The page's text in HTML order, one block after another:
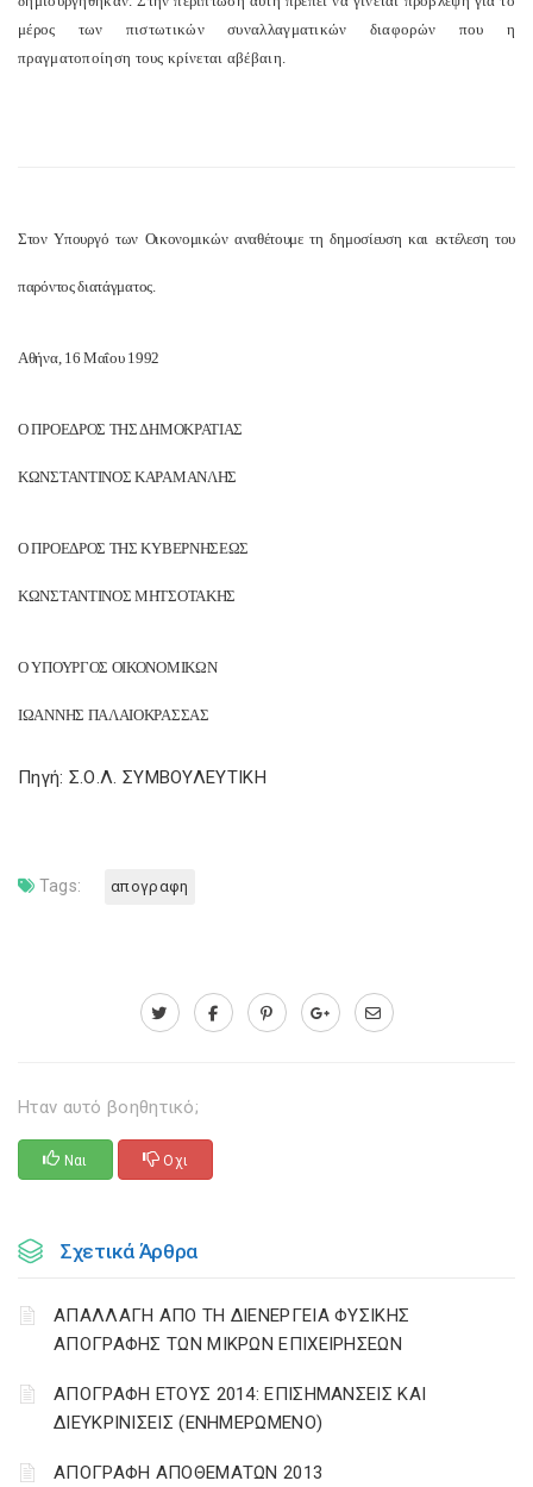
μέρος των πιστωτικών συναλλαγματικών διαφορών που η
πραγματοποίηση τους κρίνεται αβέβαιη.
Στον Υπουργό των Οικονομικών αναθέτουμε τη δημοσίευση και εκτέλεση του
παρόντος διατάγματος.
Αθήνα, 16 Μαΐου 1992
Ο ΠΡΟΕΔΡΟΣ ΤΗΣ ΔΗΜΟΚΡΑΤΙΑΣ
ΚΩΝΣΤΑΝΤΙΝΟΣ ΚΑΡΑΜΑΝΛΗΣ
Ο ΠΡΟΕΔΡΟΣ ΤΗΣ ΚΥΒΕΡΝΗΣΕΩΣ
ΚΩΝΣΤΑΝΤΙΝΟΣ ΜΗΤΣΟΤΑΚΗΣ
Ο ΥΠΟΥΡΓΟΣ ΟΙΚΟΝΟΜΙΚΩΝ
ΙΩΑΝΝΗΣ ΠΑΛΑΙΟΚΡΑΣΣΑΣ
Πηγή: Σ.Ο.Λ. ΣΥΜΒΟΥΛΕΥΤΙΚΗ
Tags: απογραφη
Ηταν αυτό βοηθητικό;
Ναι Οχι
Σχετικά Άρθρα
ΑΠΑΛΛΑΓΗ ΑΠΟ ΤΗ ΔΙΕΝΕΡΓΕΙΑ ΦΥΣΙΚΗΣ
ΑΠΟΓΡΑΦΗΣ ΤΩΝ ΜΙΚΡΩΝ ΕΠΙΧΕΙΡΗΣΕΩΝ
ΑΠΟΓΡΑΦΗ ΕΤΟΥΣ 2014: ΕΠΙΣΗΜΑΝΣΕΙΣ ΚΑΙ
ΔΙΕΥΚΡΙΝΙΣΕΙΣ (ΕΝΗΜΕΡΩΜΕΝΟ)
ΑΠΟΓΡΑΦΗ ΑΠΟΘΕΜΑΤΩΝ 2013